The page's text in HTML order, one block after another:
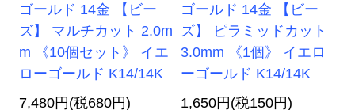
ゴールド 14金 【ビー
ズ】 マルチカット 2.0m
m 《10個セット》 イエ
ローゴールド K14/14K
7,480円(税680円)
ゴールド 14金 【ビー
ズ】 ピラミッドカット
3.0mm 《1個》 イエロ
ーゴールド K14/14K
1,650円(税150円)